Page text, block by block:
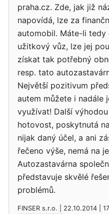
praha.cz. Zde, jak již
napovídá, lze za
automobil. Máte-li tedy
užitkový vůz, lze jej
získat tak potřebný
resp. tato
Největší pozitivum
autem můžete i nadále
využívat! Další
hotovost, poskytnutá
nijak daný účel, a ani
řečeno výše, nemá na
Autozastavárna
představuje skvělé
problémů.
FINSER s.r.o. | 22.10.2014 |